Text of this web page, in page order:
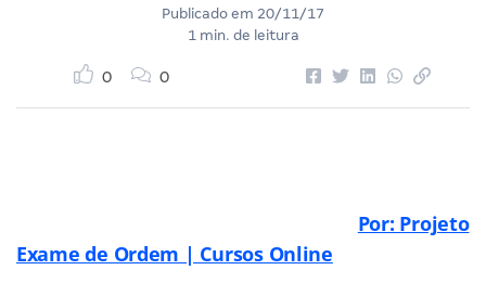
Publicado em 20/11/17
1 min. de leitura
0 0
Por: Projeto
Exame de Ordem | Cursos Online